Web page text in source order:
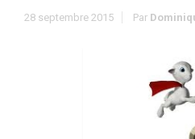
28 septembre 2015 Par